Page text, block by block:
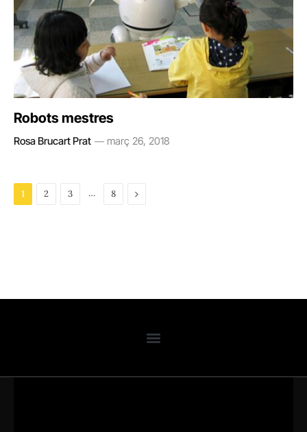
Robots mestres
Rosa Brucart Prat març 26, 2018
1 2 3 … 8 Next